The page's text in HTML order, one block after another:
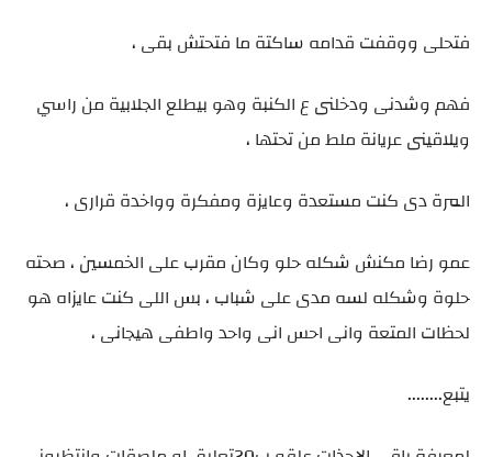
فتحلى ووقفت قدامه ساكتة ما فتحتش بقى ،
فهم وشدنى ودخلنى ع الكنبة وهو بيطلع الجلابية من راسي
ويلاقينى عريانة ملط من تحتها ،
المرة دى كنت مستعدة وعايزة ومفكرة وواخدة قرارى ،
عمو رضا مكنش شكله حلو وكان مقرب على الخمسين ، صحته
حلوة وشكله لسه مدى على شباب ، بس اللى كنت عايزاه هو
لحظات المتعة وانى احس انى واحد واطفى هيجانى ،
يتبع........